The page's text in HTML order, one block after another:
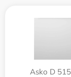
Asko D